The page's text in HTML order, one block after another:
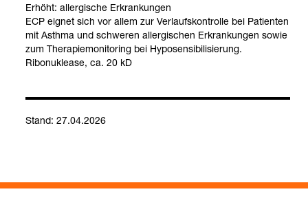
Erhöht: all­er­gi­sche Erkran­kun­gen
ECP eig­net sich vor allem zur Ver­laufs­kon­trolle bei Pati­en­ten
mit Asthma und schwe­ren all­er­gi­schen Erkran­kun­gen sowie
zum The­ra­pie­mo­ni­to­ring bei Hypo­sen­si­bi­li­sie­rung.
Ribo­nu­klease, ca. 20 kD
Stand: 27.04.2026